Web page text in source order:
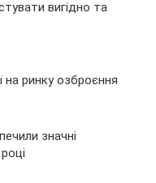
вигідно та
на ринку озброєння
значні